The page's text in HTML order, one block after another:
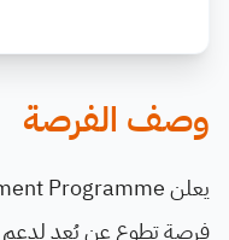
وصف الفرصة